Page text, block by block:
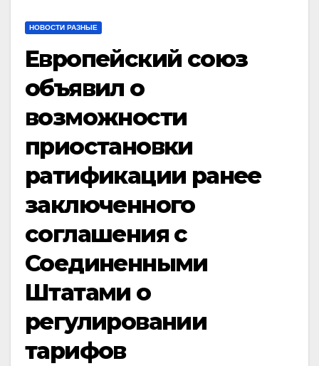
НОВОСТИ РАЗНЫЕ
Европейский союз
объявил о
возможности
приостановки
ратификации ранее
заключенного
соглашения с
Соединенными
Штатами о
регулировании
тарифов